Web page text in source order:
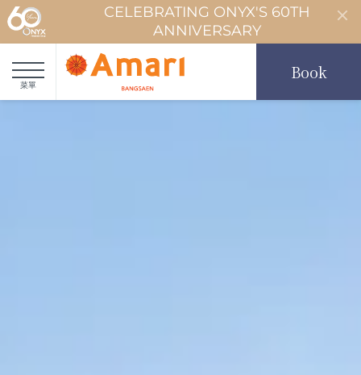
CELEBRATING ONYX'S 60TH
ANNIVERSARY
菜單
Book